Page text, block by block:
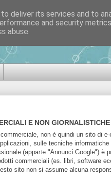
di sviluppo
E NON
non è quindi un sito di
sulle tecniche
(apparte "Annunci Google") è
commerciali (es. libri, software
sito non si assume alcuna
deliver its services and to
and security
abuse.